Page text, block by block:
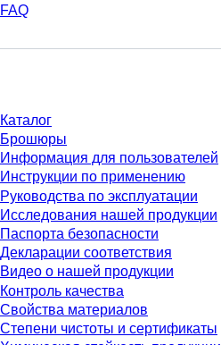
FAQ
Каталог
Брошюры
Информация для пользователей
Инструкции по применению
Руководства по эксплуатации
Исследования нашей продукции
Паспорта безопасности
Декларации соответствия
Видео о нашей продукции
Контроль качества
Свойства материалов
Степени чистоты и сертификаты